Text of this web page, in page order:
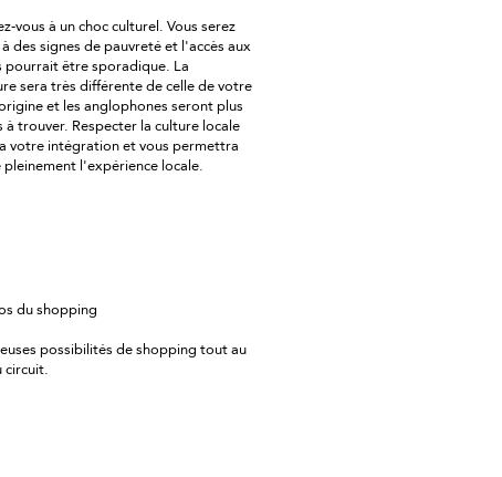
vous à un choc culturel. Vous serez
des signes de pauvreté et l'accès aux
pourrait être sporadique. La
sera très différente de celle de votre
et les anglophones seront plus
à trouver. Respecter la culture locale
votre intégration et vous permettra
pleinement l'expérience locale.
du shopping
possibilités de shopping tout au
circuit.